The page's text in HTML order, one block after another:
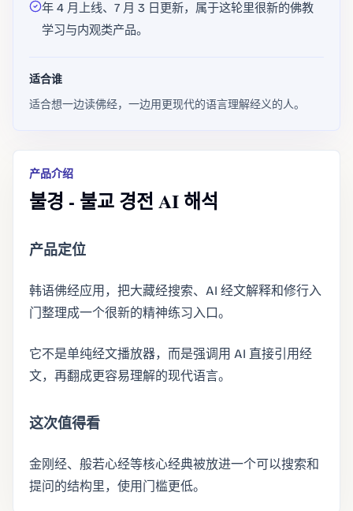
年 4 月上线、7 月 3 日更新，属于这轮里很新的佛教
学习与内观类产品。
适合谁
适合想一边读佛经，一边用更现代的语言理解经义的人。
产品介绍
불경 - 불교 경전 AI 해석
产品定位
韩语佛经应用，把大藏经搜索、AI 经文解释和修行入
门整理成一个很新的精神练习入口。
它不是单纯经文播放器，而是强调用 AI 直接引用经
文，再翻成更容易理解的现代语言。
这次值得看
金刚经、般若心经等核心经典被放进一个可以搜索和
提问的结构里，使用门槛更低。